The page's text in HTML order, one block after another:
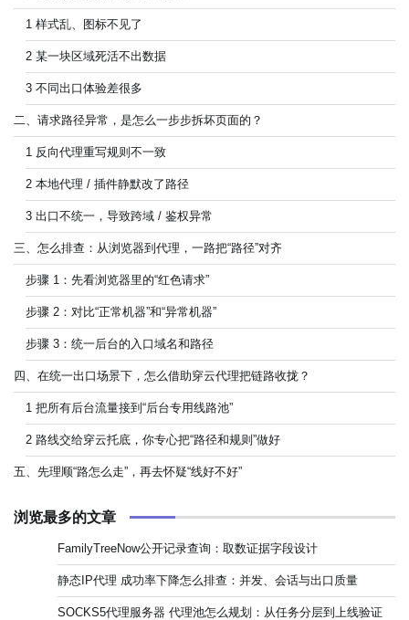
1 样式乱、图标不见了
2 某一块区域死活不出数据
3 不同出口体验差很多
二、请求路径异常，是怎么一步步拆坏页面的？
1 反向代理重写规则不一致
2 本地代理 / 插件静默改了路径
3 出口不统一，导致跨域 / 鉴权异常
三、怎么排查：从浏览器到代理，一路把“路径”对齐
步骤 1：先看浏览器里的“红色请求”
步骤 2：对比“正常机器”和“异常机器”
步骤 3：统一后台的入口域名和路径
四、在统一出口场景下，怎么借助穿云代理把链路收拢？
1 把所有后台流量接到“后台专用线路池”
2 路线交给穿云托底，你专心把“路径和规则”做好
五、先理顺“路怎么走”，再去怀疑“线好不好”
浏览最多的文章
FamilyTreeNow公开记录查询：取数证据字段设计
静态IP代理 成功率下降怎么排查：并发、会话与出口质量
SOCKS5代理服务器 代理池怎么规划：从任务分层到上线验证